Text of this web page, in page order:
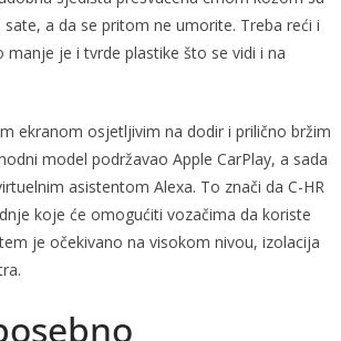
a da se pritom ne umorite. Treba reći i
je i tvrde plastike što se vidi i na
ekranom osjetljivim na dodir i prilično bržim
model podržavao Apple CarPlay, a sada
asistentom Alexa. To znači da C-HR
koje će omogućiti vozačima da koriste
je očekivano na visokom nivou, izolacija